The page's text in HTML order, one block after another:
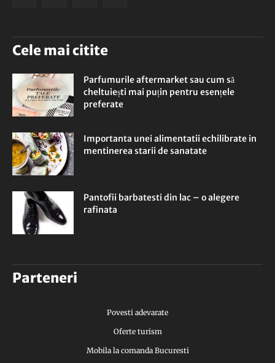
Cele mai citite
Parfumurile aftermarket sau cum să
cheltuiești mai puțin pentru esențele
preferate
Importanta unei alimentatii echilibrate in
mentinerea starii de sanatate
Pantofii barbatesti din lac – o alegere
rafinata
Parteneri
Povesti adevarate
Oferte turism
Mobila la comanda Bucuresti